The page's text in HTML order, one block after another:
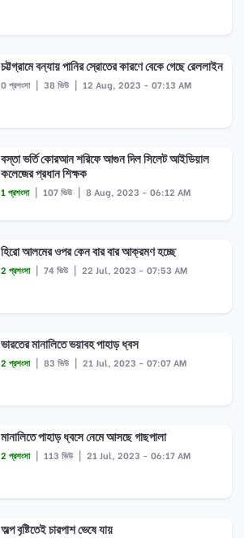
চট্টগ্রামে বন্যায় পানির স্রোতের কারণে বেকে গেছে রেললাইন
0 প্রশংসা | 38 ভিউ | 12 Aug, 2023 - 07:13 AM
বস্তা ভর্তি কোরআন শরিফে আগুন দিল সিলেট আইডিয়াল
কলেজের প্রধান শিক্ষক
1 প্রশংসা | 107 ভিউ | 8 Aug, 2023 - 06:12 AM
হিরো আলমের ওপর কেন বার বার আক্রমণ হচ্ছে
2 প্রশংসা | 74 ভিউ | 22 Jul, 2023 - 07:53 AM
ভারতের মানালিতে ভয়াবহ পাহাড় ধ্বস
2 প্রশংসা | 83 ভিউ | 21 Jul, 2023 - 07:07 AM
মানালিতে পাহাড় ধ্বসে নেমে আসছে গাছপালা
2 প্রশংসা | 113 ভিউ | 21 Jul, 2023 - 06:17 AM
অল্প বৃষ্টিতেই চারপাশ ভেষে যায়